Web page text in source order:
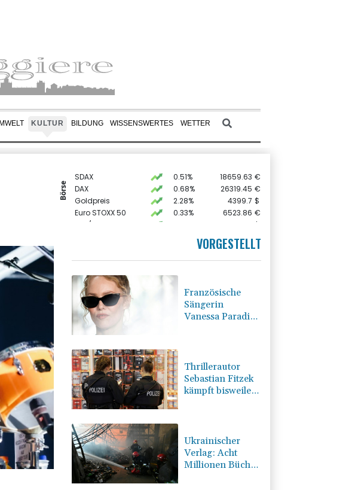
KULTUR BILDUNG WISSENSWERTES WETTER
Börse
SDAX 0.51% 18659.63 €
DAX
0.68% 26319.45 €
Goldpreis
2.28% 4399.7 $
Euro STOXX 50
0.33% 6523.86 €
EUR/USD
$
4068.78 €
-0.07% 32407.2 €
VORGESTELLT
Französische
Sängerin
Vanessa Paradis
bekannt
Thrillerautor
Sebastian Fitzek
kämpft bisweilen
Ukrainischer
Verlag: Acht
Millionen Bücher